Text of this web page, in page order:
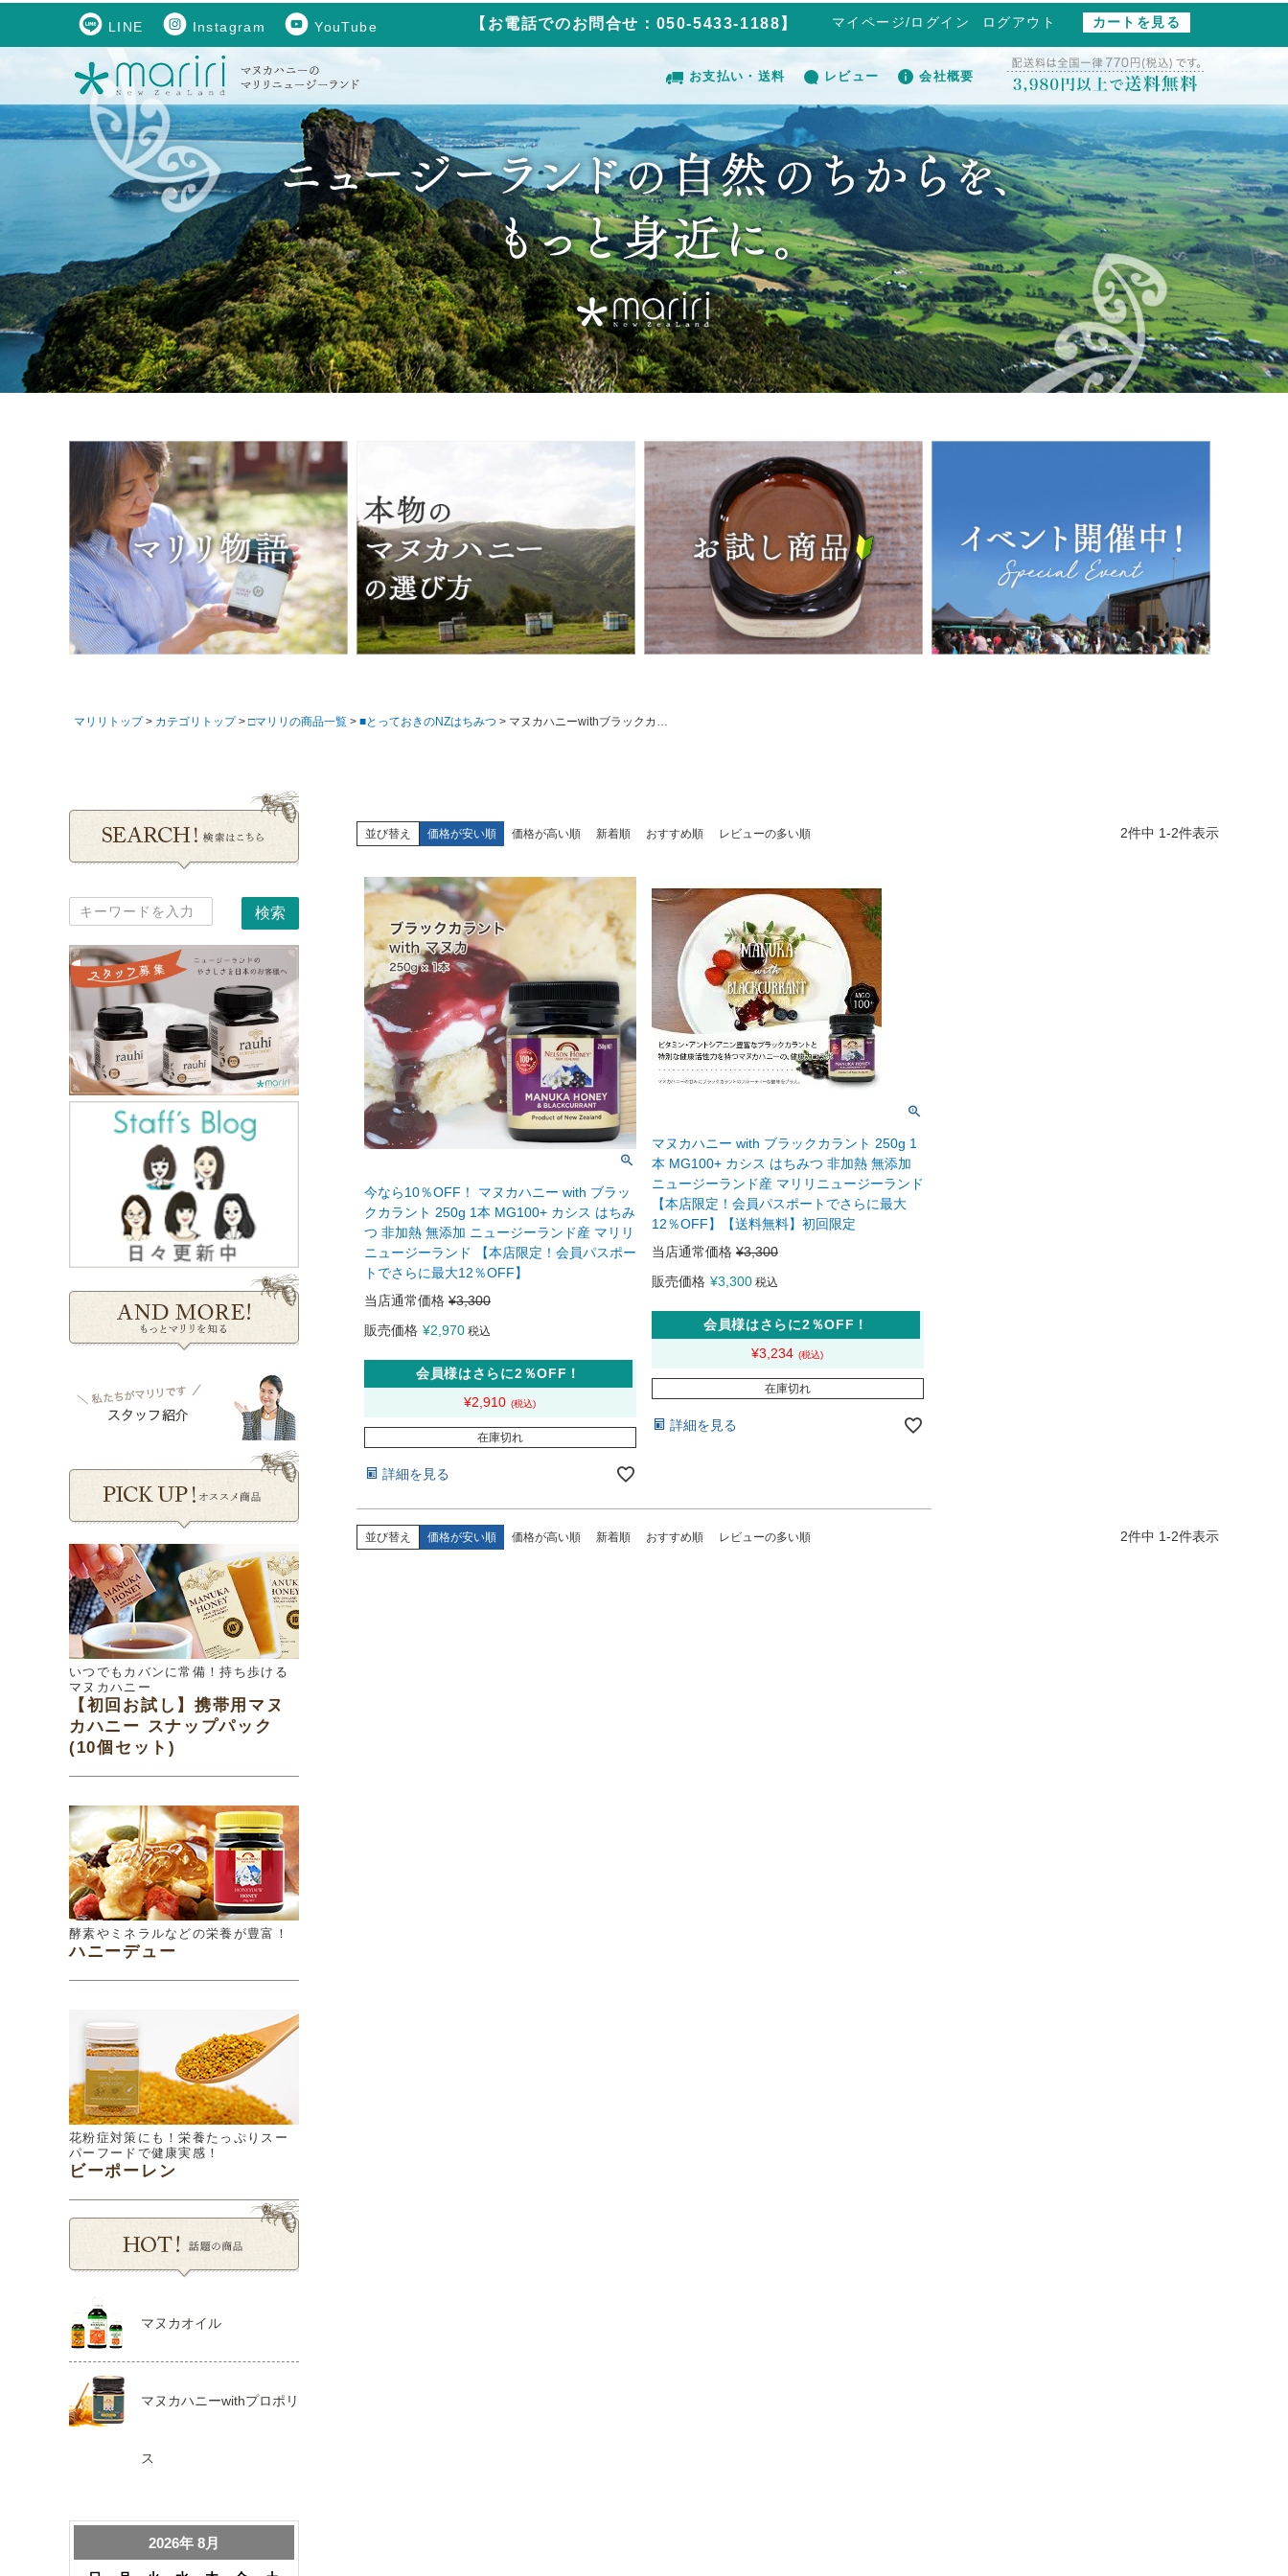
LINE Instagram YouTube 【お電話でのお問合せ：050-5433-1188】 マイページ/ログイン ログアウト カートを見る
お支払い・送料 レビュー 会社概要
マリリトップ カテゴリトップ □マリリの商品一覧 ■とっておきのNZはちみつ マヌカハニーwithブラックカラント
いつでもカバンに常備！持ち歩ける
マヌカハニー
【初回お試し】携帯用マヌ
カハニー スナップパック
(10個セット)
酵素やミネラルなどの栄養が豊富！
ハニーデュー
花粉症対策にも！栄養たっぷりスー
パーフードで健康実感！
ビーポーレン
マヌカオイル
マヌカハニーwithプロポリ
ス
並び替え 価格が安い順 価格が高い順 新着順 おすすめ順 レビューの多い順 2件中 1-2件表示
今なら10％OFF！ マヌカハニー with ブラッ
クカラント 250g 1本 MG100+ カシス はちみ
つ 非加熱 無添加 ニュージーランド産 マリリ
ニュージーランド 【本店限定！会員パスポー
トでさらに最大12％OFF】
当店通常価格 ¥3,300
販売価格 ¥2,970 税込
会員様はさらに2％OFF！
¥2,910
在庫切れ
詳細を見る
マヌカハニー with ブラックカラント 250g 1
本 MG100+ カシス はちみつ 非加熱 無添加
ニュージーランド産 マリリニュージーランド
【本店限定！会員パスポートでさらに最大
12％OFF】【送料無料】初回限定
当店通常価格 ¥3,300
販売価格 ¥3,300 税込
会員様はさらに2％OFF！
¥3,234
在庫切れ
詳細を見る
並び替え 価格が安い順 価格が高い順 新着順 おすすめ順 レビューの多い順 2件中 1-2件表示